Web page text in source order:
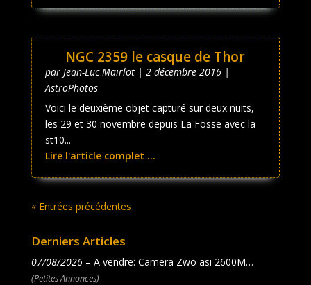
NGC 2359 le casque de Thor
par Jean-Luc Mairlot| 2 décembre 2016|
AstroPhotos
Voici le deuxième objet capturé sur deux nuits,
les 29 et 30 novembre depuis La Fosse avec la
st10...
Lire l'article complet ...
« Entrées précédentes
Derniers Articles
07/08/2026– A vendre: Camera Zwo asi 2600M…
(Petites Annonces)